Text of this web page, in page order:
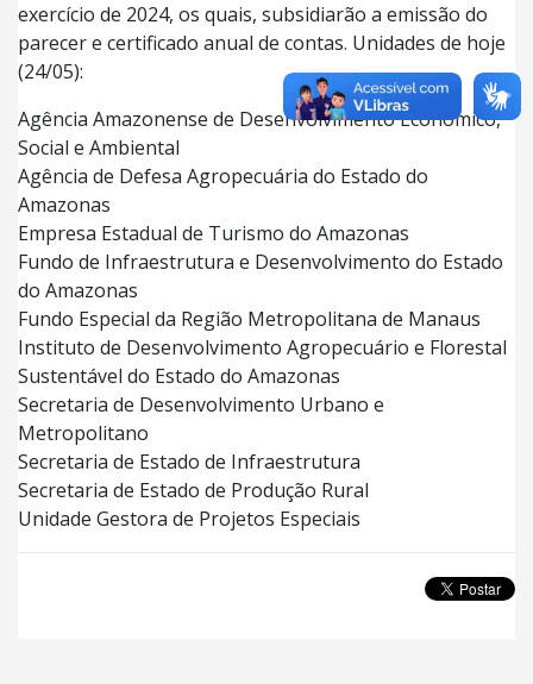
exercício de 2024, os quais, subsidiarão a emissão do
parecer e certificado anual de contas. Unidades de hoje
(24/05):
Agência Amazonense de Desenvolvimento Econômico,
Social e Ambiental
Agência de Defesa Agropecuária do Estado do
Amazonas
Empresa Estadual de Turismo do Amazonas
Fundo de Infraestrutura e Desenvolvimento do Estado
do Amazonas
Fundo Especial da Região Metropolitana de Manaus
Instituto de Desenvolvimento Agropecuário e Florestal
Sustentável do Estado do Amazonas
Secretaria de Desenvolvimento Urbano e
Metropolitano
Secretaria de Estado de Infraestrutura
Secretaria de Estado de Produção Rural
Unidade Gestora de Projetos Especiais